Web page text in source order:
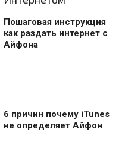
Пошаговая инструкция
как раздать интернет с
Айфона
6 причин почему iTunes
не определяет Айфон